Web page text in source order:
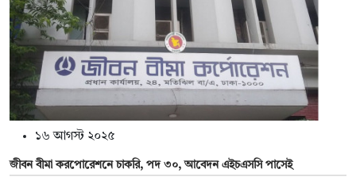
১৬ আগস্ট ২০২৫
জীবন বীমা করপোরেশনে চাকরি, পদ ৩০, আবেদন এইচএসসি পাসেই